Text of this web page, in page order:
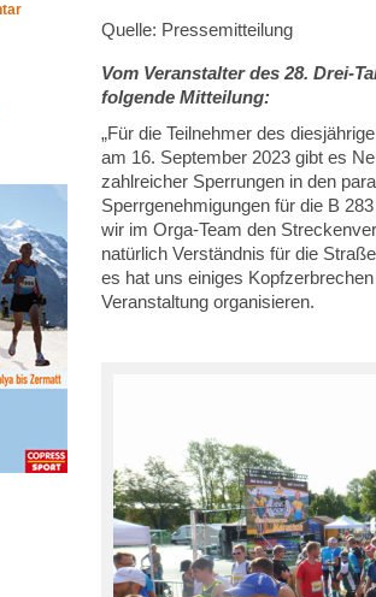
Quelle: Pressemitteilung
Vom Veranstalter des 28. Drei-
folgende Mitteilung:
„Für die Teilnehmer des
am 16. September 2023 gibt es
zahlreicher Sperrungen in den
Sperrgenehmigungen für die B
wir im Orga-Team den
natürlich Verständnis für die
es hat uns einiges
Veranstaltung organisieren.